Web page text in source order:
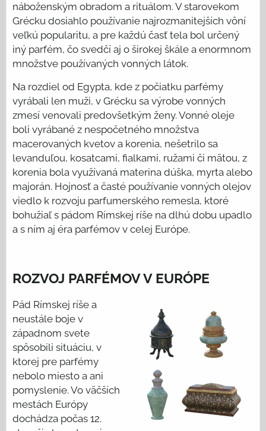
náboženským obradom a rituálom. V starovekom
Grécku dosiahlo používanie najrozmanitejších vôní
veľkú popularitu, a pre každú časť tela bol určený
iný parfém, čo svedčí aj o širokej škále a enormnom
množstve používaných vonných látok.
Na rozdiel od Egypta, kde z počiatku parfémy
vyrábali len muži, v Grécku sa výrobe vonných
zmesí venovali predovšetkým ženy. Vonné oleje
boli vyrábané z nespočetného množstva
macerovaných kvetov a korenia, nešetrilo sa
levanduľou, kosatcami, fialkami, ružami či mätou, z
korenia bola využívaná materina dúška, myrta alebo
majorán. Hojnosť a časté používanie vonných olejov
viedlo k rozvoju parfumerského remesla, ktoré
bohužiaľ s pádom Rímskej ríše na dlhú dobu upadlo
a s ním aj éra parfémov v celej Európe.
ROZVOJ PARFÉMOV V EURÓPE
Pád Rímskej ríše a
neustále boje v
západnom svete
spôsobili situáciu, v
ktorej pre parfémy
nebolo miesto a ani
pomyslenie. Vo väčších
mestách Európy
dochádza počas 12.